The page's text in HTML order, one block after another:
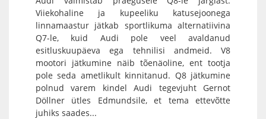
Viiekohaline ja kupeeliku katusejoonega
linnamaastur jätkab sportlikuma alternatiivina
Q7-le, kuid Audi pole veel avaldanud
esitluskuupäeva ega tehnilisi andmeid. V8
mootori jätkumine näib tõenäoline, ent tootja
pole seda ametlikult kinnitanud. Q8 jätkumine
polnud varem kindel Audi tegevjuht Gernot
Döllner ütles Edmundsile, et tema ettevõtte
juhiks saades...